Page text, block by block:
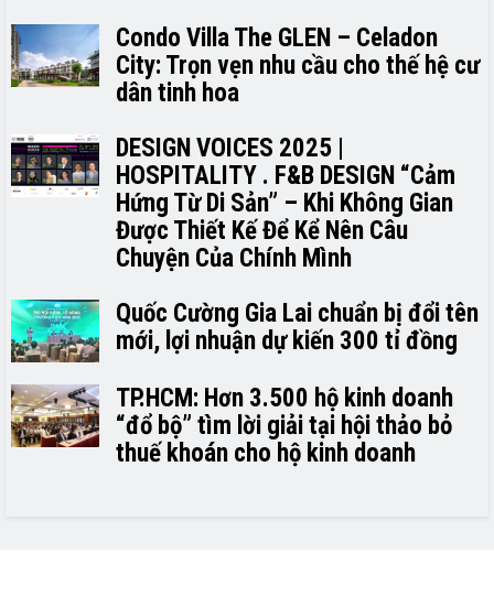
Condo Villa The GLEN – Celadon
City: Trọn vẹn nhu cầu cho thế hệ cư
dân tinh hoa
DESIGN VOICES 2025 |
HOSPITALITY . F&B DESIGN “Cảm
Hứng Từ Di Sản” – Khi Không Gian
Được Thiết Kế Để Kể Nên Câu
Chuyện Của Chính Mình
Quốc Cường Gia Lai chuẩn bị đổi tên
mới, lợi nhuận dự kiến 300 tỉ đồng
TP.HCM: Hơn 3.500 hộ kinh doanh
“đổ bộ” tìm lời giải tại hội thảo bỏ
thuế khoán cho hộ kinh doanh